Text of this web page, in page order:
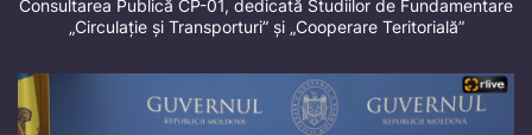
Consultarea Publică CP-01, dedicată Studiilor de Fundamentare
„Circulație și Transporturi” și „Cooperare Teritorială”